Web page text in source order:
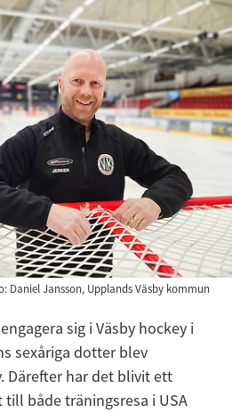
Daniel Jansson, Upplands Väsby kommun
sig i Väsby hockey i
sexåriga dotter blev
Därefter har det blivit ett
både träningsresa i USA